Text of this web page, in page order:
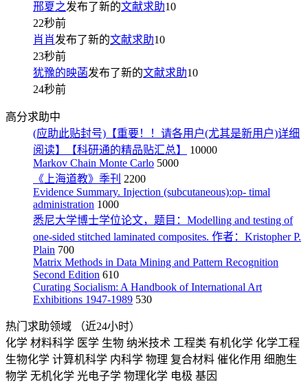
邢夏之发布了新的文献求助10
22秒前
肖肖发布了新的文献求助10
23秒前
犹豫的映菡发布了新的文献求助10
24秒前
高分求助中
(应助此贴封号)【重要！！请各用户(尤其是新用户)详细
阅读】【科研通的精品贴汇总】
10000
Markov Chain Monte Carlo 5000
《上海道教》季刊 2200
Evidence Summary. Injection (subcutaneous):op- timal
administration 1000
悉尼大学博士学位论文，题目：Modelling and testing of
one-sided stitched laminated composites. 作者：Kristopher P.
Plain 700
Matrix Methods in Data Mining and Pattern Recognition
Second Edition 610
Curating Socialism: A Handbook of International Art
Exhibitions 1947-1989 530
热门求助领域
（近24小时）
化学 材料科学 医学 生物 纳米技术 工程类 有机化学 化学工程
生物化学 计算机科学 内科学 物理 复合材料 催化作用 细胞生
物学 无机化学 光电子学 物理化学 电极 基因